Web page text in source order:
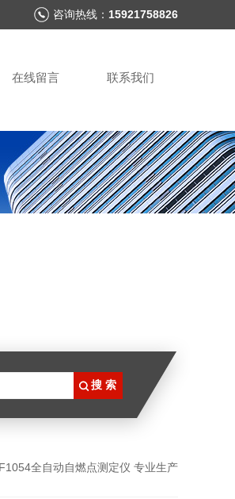
咨询热线： 15921758826
在线留言 联系我们
全自动自燃点测定仪 专业生产